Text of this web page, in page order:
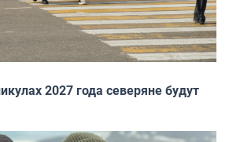
2027 года северяне будут